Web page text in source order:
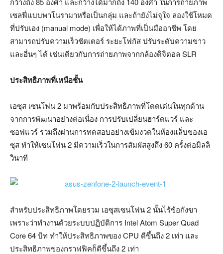
เซลฟี่แบบพาโนรามาหรือเป็นกลุ่ม และถ้ายังไม่จุใจ ลองใช้โหมด
ที่ปรับเอง (manual mode) เพื่อให้ได้ภาพที่เป็นมืออาชีพ โดย
สามารถปรับความเร็วชัตเตอร์ ระยะโฟกัส ปรับระดับความขาว
และอื่นๆ ได้ เช่นเดียวกับการถ่ายภาพจากกล้องดิจิตอล SLR
ประสิทธิภาพที่เหนือชั้น
เอซุส เซนโฟน 2 มาพร้อมกับประสิทธิภาพที่โดดเด่นในทุกด้าน
จากการพัฒนาอย่างต่อเนื่อง การปรับเปลี่ยนฮาร์ดแวร์ และ
ซอฟแวร์ รวมถึงผ่านการทดสอบอย่างเข้มงวดในห้องแล็บของเอ
ซุส ทำให้เซนโฟน 2 มีความเร็วในการสัมผัสสูงถึง 60 ครั้งต่อมิลลิ
วินาที
สำหรับประสิทธิภาพโดยรวม เอซุสเซนโฟน 2 นั้นไร้ข้อกังขา
เพราะว่าทำงานด้วยระบบปฏิบัติการ Intel Atom Super Quad
Core 64 บิท ทำให้ประสิทธิภาพของ CPU ดีขึ้นถึง 2 เท่า และ
ประสิทธิภาพของกราฟฟิคก็ดีขึ้นถึง 2 เท่า